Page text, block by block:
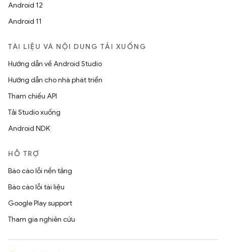
Android 12
Android 11
TÀI LIỆU VÀ NỘI DUNG TẢI XUỐNG
Hướng dẫn về Android Studio
Hướng dẫn cho nhà phát triển
Tham chiếu API
Tải Studio xuống
Android NDK
HỖ TRỢ
Báo cáo lỗi nền tảng
Báo cáo lỗi tài liệu
Google Play support
Tham gia nghiên cứu